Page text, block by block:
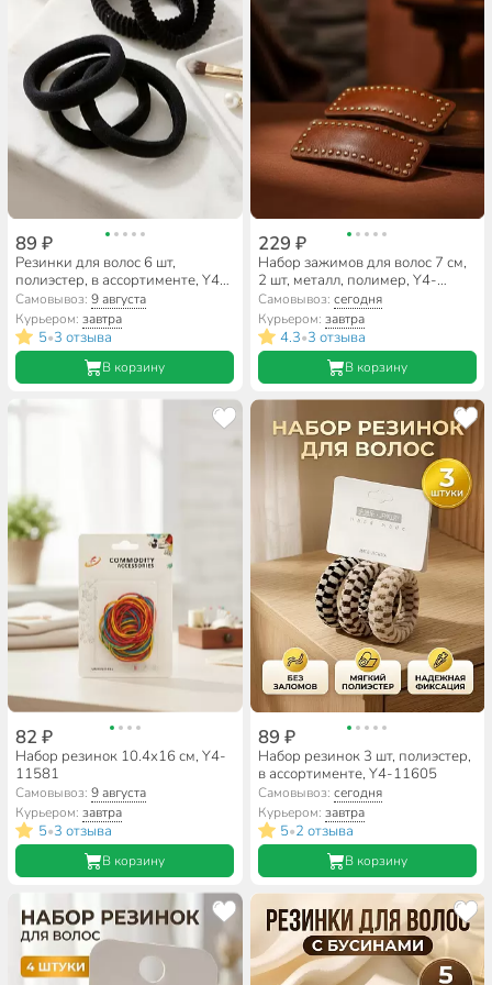
89 ₽
Резинки для волос 6 шт,
полиэстер, в ассортименте, Y4-
11592
Самовывоз:9 августа
Курьером:завтра
5•3 отзыва
В корзину
229 ₽
Набор зажимов для волос 7 см,
2 шт, металл, полимер, Y4-
11629
Самовывоз: сегодня
Курьером: завтра
4.3•3 отзыва
В корзину
82 ₽
Набор резинок 10.4х16 см, Y4-
11581
Самовывоз:9 августа
Курьером:завтра
5•3 отзыва
В корзину
89 ₽
Набор резинок 3 шт, полиэстер,
в ассортименте, Y4-11605
Самовывоз: сегодня
Курьером: завтра
5•2 отзыва
В корзину